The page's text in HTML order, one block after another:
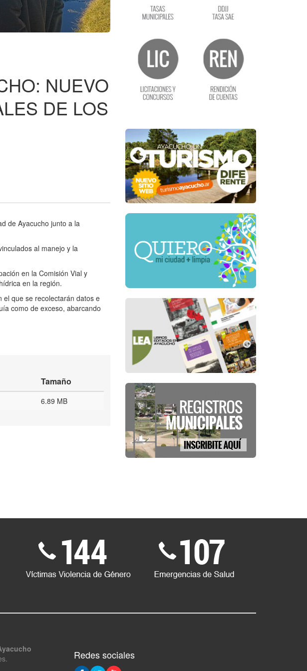
NUEVO
DE LOS
de Ayacucho junto a la
al manejo y la
en la Comisión Vial y
en la región.
el que se recolectarán datos e
como de exceso, abarcando
Tamaño
6.89 MB
Redes sociales